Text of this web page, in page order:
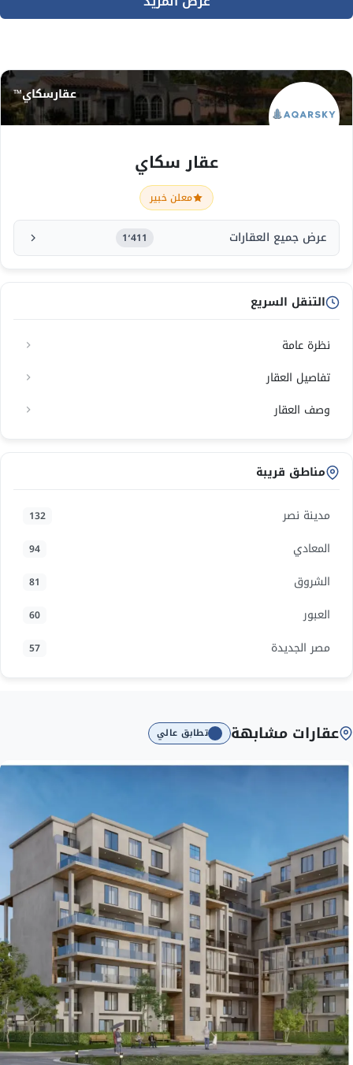
عقارسكاي™
عقار سكاي
معلن خبير
عرض جميع العقارات 1٬411
التنقل السريع
نظرة عامة
تفاصيل العقار
وصف العقار
مناطق قريبة
مدينة نصر 132
المعادي 94
الشروق 81
العبور 60
مصر الجديدة 57
عقارات مشابهة تطابق عالي